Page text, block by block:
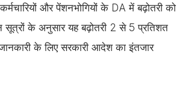
और पेंशनभोगियों के DA में बढ़ोतरी को
सूत्रों के अनुसार यह बढ़ोतरी 2 से 5 प्रतिशत
के लिए सरकारी आदेश का इंतजार